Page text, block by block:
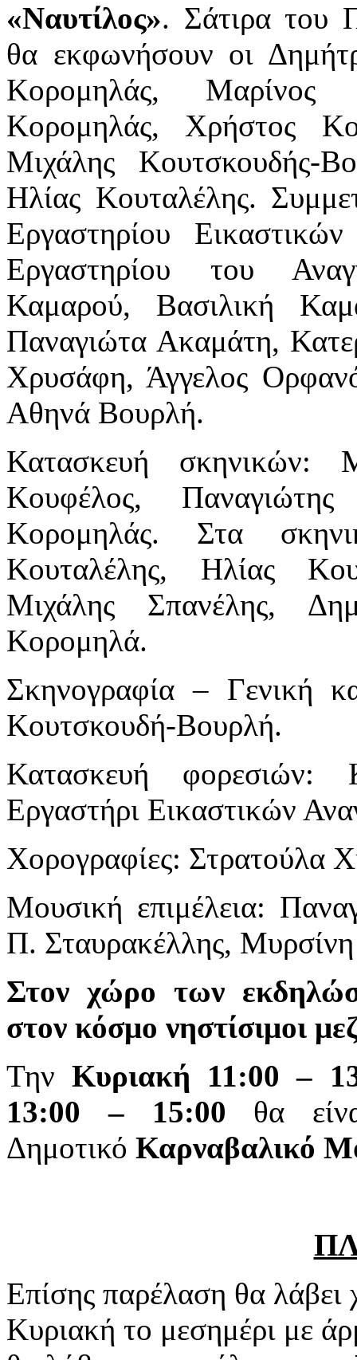
«Ναυτίλος». Σάτιρα του
θα εκφωνήσουν οι
Κορομηλάς,
Κορομηλάς, Χρήστος
Μιχάλης Κουτσκουδής-
Ηλίας Κουταλέλης.
Εργαστηρίου
Εργαστηρίου του
Καμαρού, Βασιλική
Παναγιώτα Ακαμάτη,
Χρυσάφη, Άγγελος
Αθηνά Βουρλή.
Κατασκευή σκηνικών:
Κουφέλος,
Κορομηλάς. Στα
Κουταλέλης, Ηλίας
Μιχάλης Σπανέλης,
Κορομηλά.
Σκηνογραφία – Γενική
Κουτσκουδή-Βουρλή.
Κατασκευή φορεσιών:
Εργαστήρι Εικαστικών
Χορογραφίες: Στρατούλα
Μουσική επιμέλεια:
Π. Σταυρακέλλης,
Στον χώρο των
στον κόσμο νηστίσιμοι
ΤηνΚυριακή 11:00 –
13:00 – 15:00 θα
Δημοτικό Καρναβαλικό
Επίσης παρέλαση θα
Κυριακή το μεσημέρι με